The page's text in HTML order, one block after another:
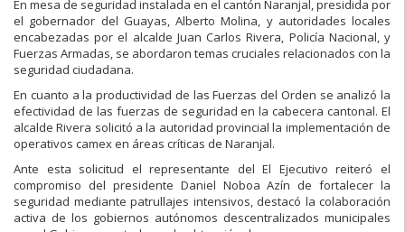
En mesa de seguridad instalada en el cantón Naranjal, presidida por
el gobernador del Guayas, Alberto Molina, y autoridades locales
encabezadas por el alcalde Juan Carlos Rivera, Policía Nacional, y
Fuerzas Armadas, se abordaron temas cruciales relacionados con la
seguridad ciudadana.
En cuanto a la productividad de las Fuerzas del Orden se analizó la
efectividad de las fuerzas de seguridad en la cabecera cantonal. El
alcalde Rivera solicitó a la autoridad provincial la implementación de
operativos camex en áreas críticas de Naranjal.
Ante esta solicitud el representante del El Ejecutivo reiteró el
compromiso del presidente Daniel Noboa Azín de fortalecer la
seguridad mediante patrullajes intensivos, destacó la colaboración
activa de los gobiernos autónomos descentralizados municipales